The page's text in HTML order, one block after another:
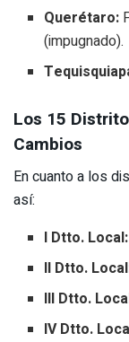
Querétaro:
(impugnado).
Los 15
Cambios
En cuanto a los
así:
I Dtto. Local:
II Dtto.
III Dtto.
IV Dtto.